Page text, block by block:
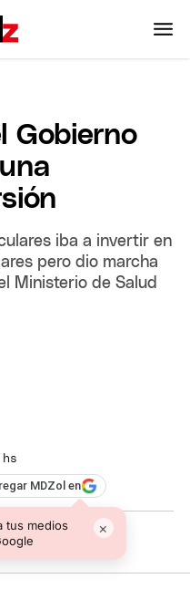
Gobierno
iba a invertir en
pero dio marcha
Ministerio de Salud
MDZol en
tus medios
×